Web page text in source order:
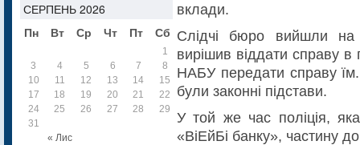
СЕРПЕНЬ 2026
Пн
Вт Ср Чт Пт Сб Нд
« Лис
1
2
3
4 5 6 7 8
9
10
11 12 13 14 15
16
17
18 19 20 21 22
23
24
25 26 27 28 29
31
вклади.
Слідчі бюро вийшли на
вирішив віддати справу
НАБУ передати справу
були законні підстави.
У той же час поліція,
«ВіЕйБі банку», частину